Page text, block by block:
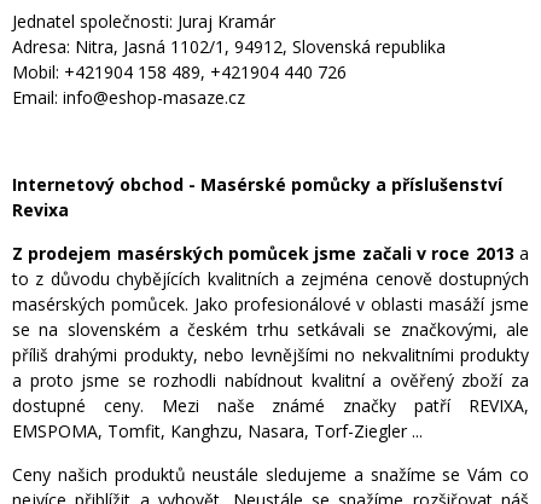
Jednatel společnosti: Juraj Kramár
Adresa: Nitra, Jasná 1102/1, 94912, Slovenská republika
Mobil: +421904 158 489, +421904 440 726
Email: info@eshop-masaze.cz
Internetový obchod - Masérské pomůcky a příslušenství
Revixa
Z prodejem masérských pomůcek jsme začali v roce 2013 a
to z důvodu chybějících kvalitních a zejména cenově dostupných
masérských pomůcek. Jako profesionálové v oblasti masáží jsme
se na slovenském a českém trhu setkávali se značkovými, ale
příliš drahými produkty, nebo levnějšími no nekvalitními produkty
a proto jsme se rozhodli nabídnout kvalitní a ověřený zboží za
dostupné ceny. Mezi naše známé značky patří REVIXA,
EMSPOMA, Tomfit, Kanghzu, Nasara, Torf-Ziegler ...
Ceny našich produktů neustále sledujeme a snažíme se Vám co